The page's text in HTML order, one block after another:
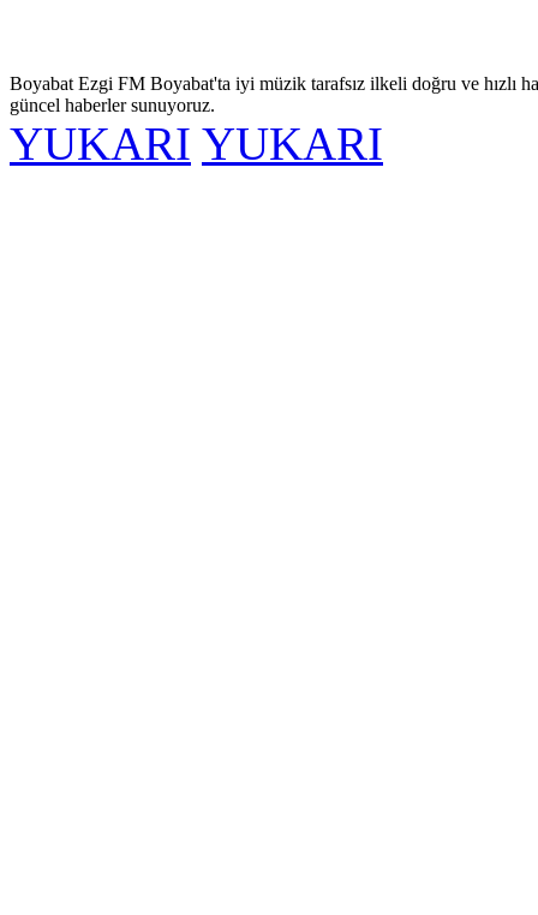
Boyabat Ezgi FM Boyabat'ta iyi müzik tarafsız ilkeli doğru ve hızlı
güncel haberler sunuyoruz.
YUKARI YUKARI